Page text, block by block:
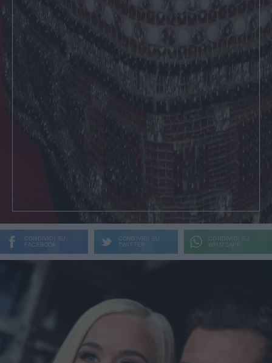
CONDIVIDI SU
FACEBOOK
CONDIVIDI SU
TWITTER
CONDIVIDI SU
WHATSAPP